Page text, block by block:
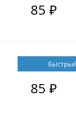
85 ₽
85 ₽